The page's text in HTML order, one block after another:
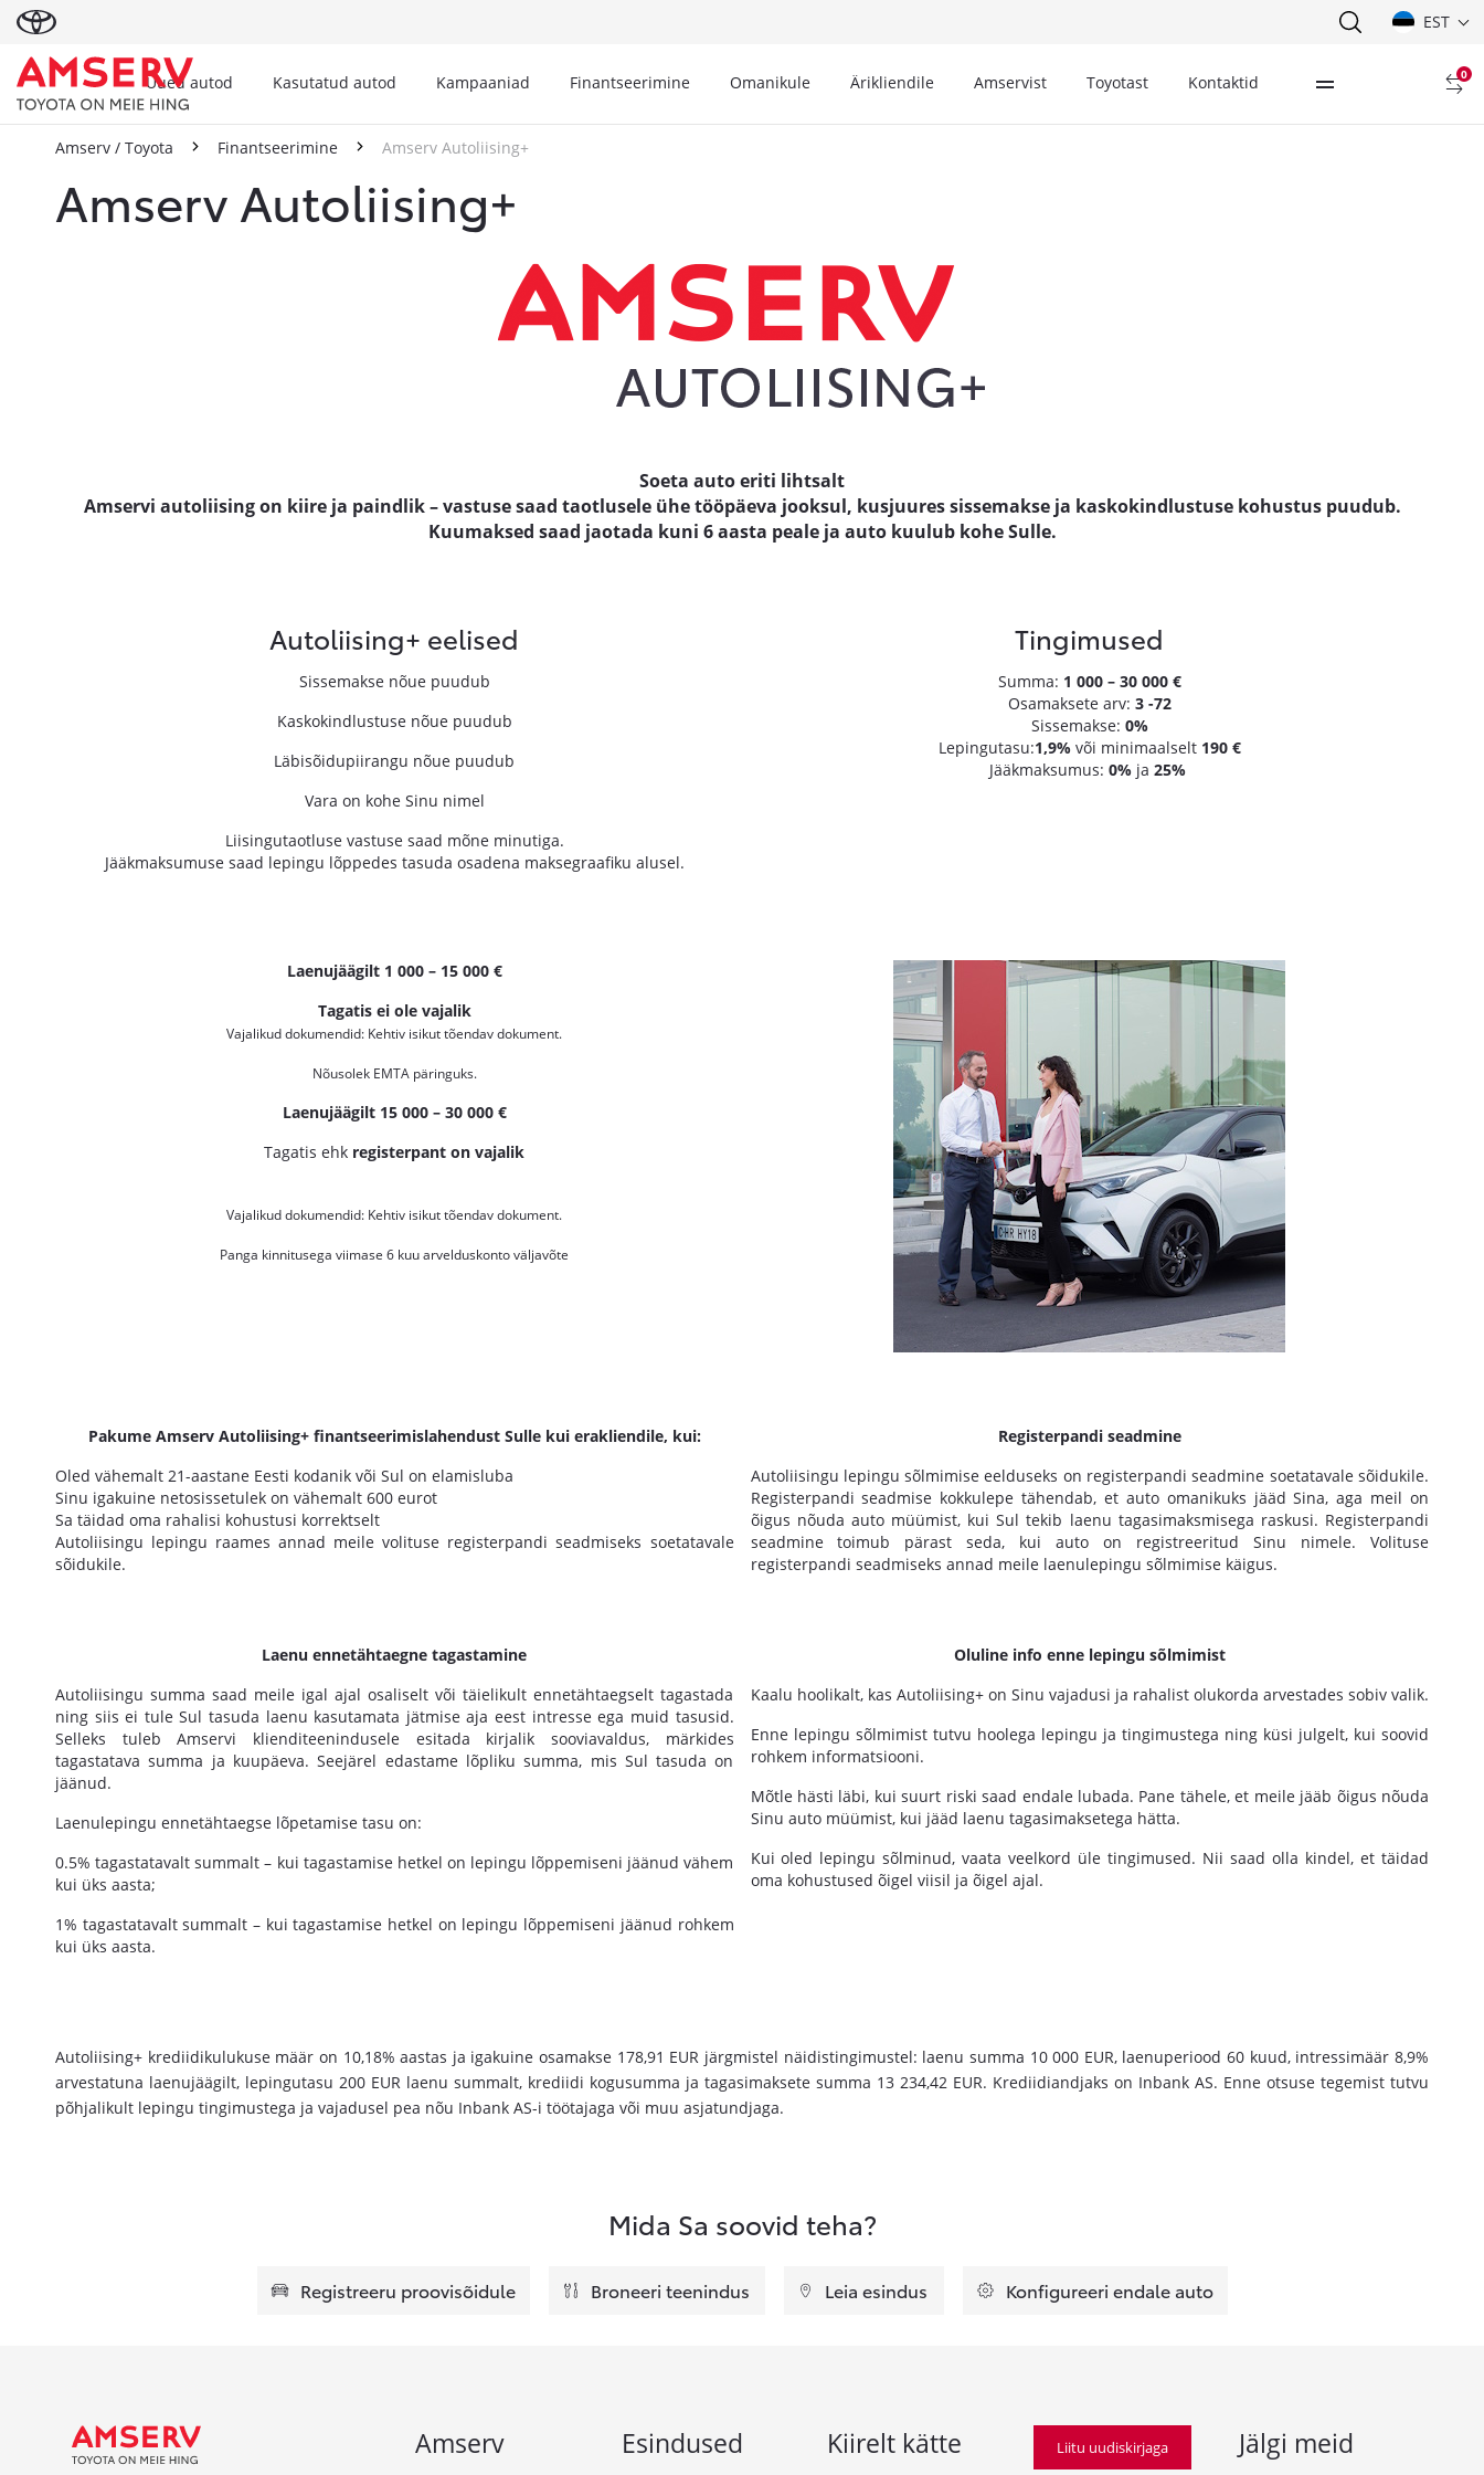
EST
0
Uued autod Kasutatud autod Kampaaniad Finantseerimine Omanikule Ärikliendile Amservist Toyotast Kontaktid
Amserv / Toyota Finantseerimine Amserv Autoliising+
Amserv Autoliising+
Soeta auto eriti lihtsalt
Amservi autoliising on kiire ja paindlik – vastuse saad taotlusele ühe tööpäeva jooksul, kusjuures sissemakse ja kaskokindlustuse kohustus puudub.
Kuumaksed saad jaotada kuni 6 aasta peale ja auto kuulub kohe Sulle.​
Autoliising+ eelised
Sissemakse nõue puudub
Kaskokindlustuse nõue puudub
Läbisõidupiirangu nõue puudub
Vara on kohe Sinu nimel
Liisingutaotluse vastuse saad mõne minutiga.
Jääkmaksumuse saad lepingu lõppedes tasuda osadena maksegraafiku alusel.
Tingimused
Summa: 1 000 – 30 000 €
Osamaksete arv: 3 -72
Sissemakse: 0%
Lepingutasu:1,9%või minimaalselt 190 €
Jääkmaksumus: 0%ja 25%
Laenujäägilt 1 000 – 15 000 €
Tagatis ei ole vajalik
Vajalikud dokumendid: Kehtiv isikut tõendav dokument.
Nõusolek EMTA päringuks.
Laenujäägilt 15 000 – 30 000 €
Tagatis ehk registerpant on vajalik
Vajalikud dokumendid: Kehtiv isikut tõendav dokument.
Panga kinnitusega viimase 6 kuu arvelduskonto väljavõte
Pakume Amserv Autoliising+ finantseerimislahendust Sulle kui erakliendile, kui:
Oled vähemalt 21-aastane Eesti kodanik või Sul on elamisluba
Sinu igakuine netosissetulek on vähemalt 600 eurot
Sa täidad oma rahalisi kohustusi korrektselt
Autoliisingu lepingu raames annad meile volituse registerpandi seadmiseks soetatavale
sõidukile.
Registerpandi seadmine
Autoliisingu lepingu sõlmimise eelduseks on registerpandi seadmine soetatavale sõidukile.
Registerpandi seadmise kokkulepe tähendab, et auto omanikuks jääd Sina, aga meil on
õigus nõuda auto müümist, kui Sul tekib laenu tagasimaksmisega raskusi. Registerpandi
seadmine toimub pärast seda, kui auto on registreeritud Sinu nimele. Volituse
registerpandi seadmiseks annad meile laenulepingu sõlmimise käigus.
Laenu ennetähtaegne tagastamine
Autoliisingu summa saad meile igal ajal osaliselt või täielikult ennetähtaegselt tagastada
ning siis ei tule Sul tasuda laenu kasutamata jätmise aja eest intresse ega muid tasusid.
Selleks tuleb Amservi klienditeenindusele esitada kirjalik sooviavaldus, märkides
tagastatava summa ja kuupäeva. Seejärel edastame lõpliku summa, mis Sul tasuda on
jäänud.
Laenulepingu ennetähtaegse lõpetamise tasu on:
0.5% tagastatavalt summalt – kui tagastamise hetkel on lepingu lõppemiseni jäänud vähem
kui üks aasta;
1% tagastatavalt summalt – kui tagastamise hetkel on lepingu lõppemiseni jäänud rohkem
kui üks aasta.
Oluline info enne lepingu sõlmimist
Kaalu hoolikalt, kas Autoliising+ on Sinu vajadusi ja rahalist olukorda arvestades sobiv valik.
Enne lepingu sõlmimist tutvu hoolega lepingu ja tingimustega ning küsi julgelt, kui soovid
rohkem informatsiooni.
Mõtle hästi läbi, kui suurt riski saad endale lubada. Pane tähele, et meile jääb õigus nõuda
Sinu auto müümist, kui jääd laenu tagasimaksetega hätta.
Kui oled lepingu sõlminud, vaata veelkord üle tingimused. Nii saad olla kindel, et täidad
oma kohustused õigel viisil ja õigel ajal.
Autoliising+ krediidikulukuse määr on 10,18% aastas ja igakuine osamakse 178,91 EUR järgmistel näidistingimustel: laenu summa 10 000 EUR, laenuperiood 60 kuud, intressimäär 8,9%
arvestatuna laenujäägilt, lepingutasu 200 EUR laenu summalt, krediidi kogusumma ja tagasimaksete summa 13 234,42 EUR. Krediidiandjaks on Inbank AS. Enne otsuse tegemist tutvu
põhjalikult lepingu tingimustega ja vajadusel pea nõu Inbank AS-i töötajaga või muu asjatundjaga.
Mida Sa soovid teha?
Registreeru proovisõidule Broneeri teenindus Leia esindus Konfigureeri endale auto
Amserv Esindused Kiirelt kätte Liitu uudiskirjaga Jälgi meid